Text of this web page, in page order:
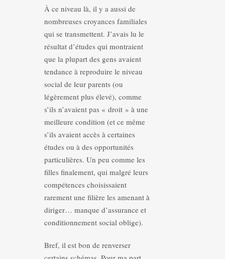
À ce niveau là, il y a aussi de
nombreuses croyances familiales
qui se transmettent. J’avais lu le
résultat d’études qui montraient
que la plupart des gens avaient
tendance à reproduire le niveau
social de leur parents (ou
légèrement plus élevé), comme
s’ils n’avaient pas « droit » à une
meilleure condition (et ce même
s’ils avaient accès à certaines
études ou à des opportunités
particulières. Un peu comme les
filles finalement, qui malgré leurs
compétences choisissaient
rarement une filière les amenant à
diriger… manque d’assurance et
conditionnement social oblige).
Bref, il est bon de renverser